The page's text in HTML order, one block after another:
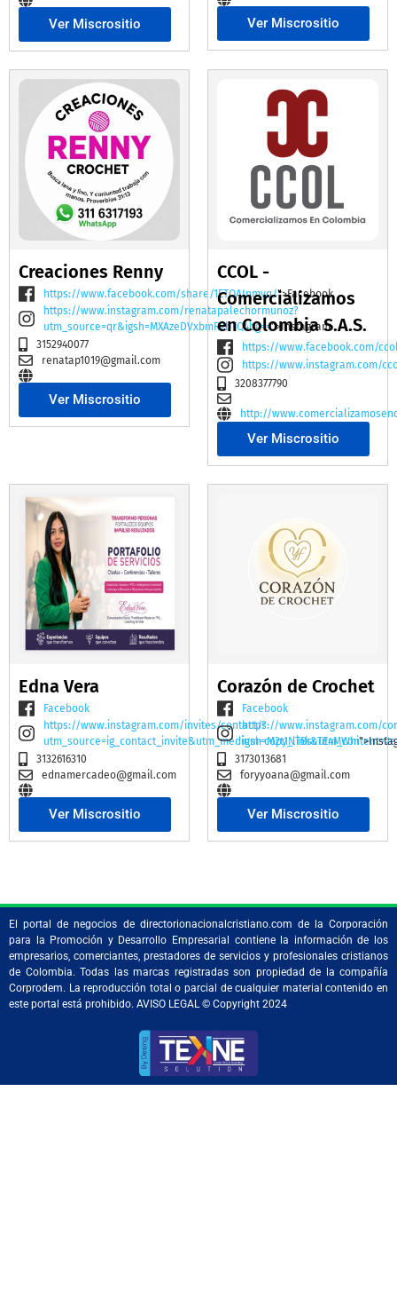
Ver Miscrositio Ver Miscrositio
Creaciones Renny
https://www.facebook.com/share/1ETQAJnmvq/">Facebook
https://www.instagram.com/renatapalechormunoz?
utm_source=qr&igsh=MXAzeDVxbmR2bTQ4bg==">Instagram
3152940077
renatap1019@gmail.com
Ver Miscrositio
CCOL -
Comercializamos
en Colombia S.A.S.
https://www.facebook.com/
https://www.instagram.com/
3208377790
http://
Ver Miscrositio
Edna Vera
Facebook
https://www.instagram.com/invites/contact/?
3132616310
ednamercadeo@gmail.com
Ver Miscrositio
Corazón de Crochet
Facebook
https://www.instagram.com/
igsh=M2t1NTBscTE4MWhi
3173013681
foryyoana@gmail.com
Ver Miscrositio
El portal de negocios de directorionacionalcristiano.com de la Corporación
para la Promoción y Desarrollo Empresarial contiene la información de los
empresarios, comerciantes, prestadores de servicios y profesionales cristianos
de Colombia. Todas las marcas registradas son propiedad de la compañía
Corprodem. La reproducción total o parcial de cualquier material contenido en
este portal está prohibido. AVISO LEGAL © Copyright 2024